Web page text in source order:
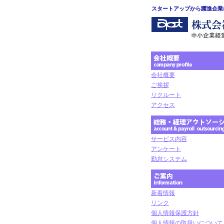
スタートアップから躍進企
会社概要
ご挨拶
リクルート
アクセス
サービス内容
アンケート
勤怠システム
新着情報
リンク
個人情報保護方針